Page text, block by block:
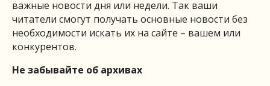
важные новости дня или недели. Так ваши
читатели смогут получать основные новости без
необходимости искать их на сайте – вашем или
конкурентов.
Не забывайте об архивах